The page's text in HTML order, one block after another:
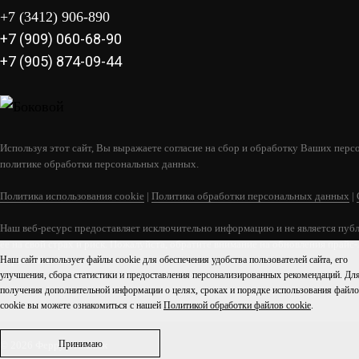
+7 (3412) 906-890
+7 (909) 060-68-90
+7 (905) 874-09-44
Используя этот сайт, Вы выражаете согласие на сбор и обработку Ваших
политике обработки персональных данных.
Политика использования cookie | Политика обработки персональных данных |
Наш веб-ресурс предоставляет исключительно информацию и не является
ее на свой страх и риск. Пожалуйста, обратите внимание на обновления
обратной связи.
© 2026 Феррум Ижевск
Наш сайт использует файлы cookie для обеспечения удобства пользователей сайта, его
улучшения, сбора статистики и предоставления персонализированных рекомендаций.
получения дополнительной информации о целях, сроках и порядке использования
cookie вы можете ознакомиться с нашей Политикой обработки файлов cookie.
Принимаю